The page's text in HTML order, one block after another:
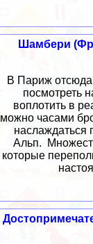
Шамбери
В Париж отсюда
посмотреть
воплотить в
можно часами
наслаждаться
Альп.
которые